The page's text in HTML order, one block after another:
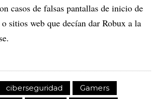
casos de falsas pantallas de inicio de
sitios web que decían dar Robux a la
ciberseguridad
Gamers